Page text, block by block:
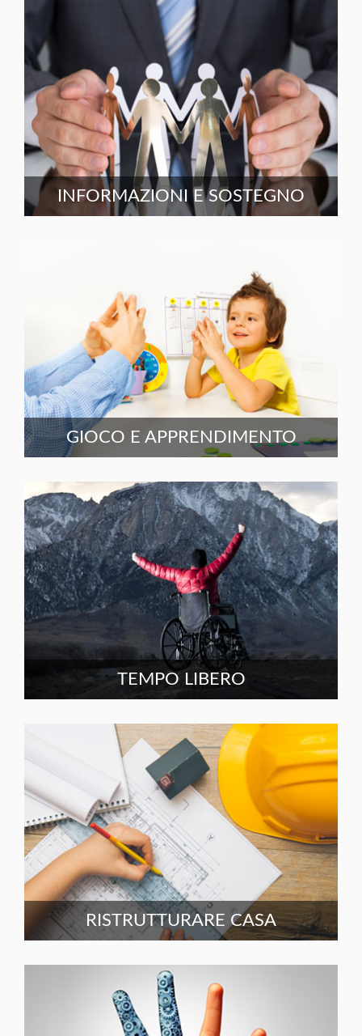
INFORMAZIONI E SOSTEGNO
GIOCO E APPRENDIMENTO
TEMPO LIBERO
RISTRUTTURARE CASA